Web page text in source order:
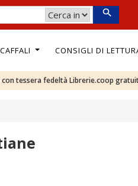
CONSIGLI DI
tessera fedeltà Librerie.coop